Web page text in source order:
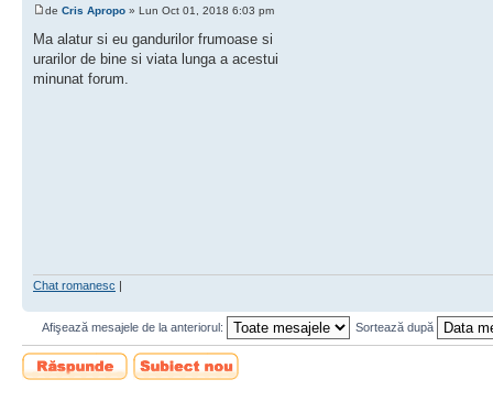
de Cris Apropo » Lun Oct 01, 2018 6:03 pm
Ma alatur si eu gandurilor frumoase si
urarilor de bine si viata lunga a acestui
minunat forum.
Chat romanesc
Afişează mesajele de la anteriorul: Sortează după
Scrie un răspuns
Scrie un subiect
nou